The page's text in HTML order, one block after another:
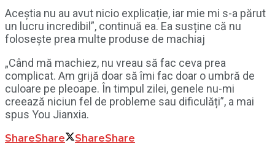
Aceștia nu au avut nicio explicație, iar mie mi s-a părut
un lucru incredibil”, continuă ea. Ea susține că nu
folosește prea multe produse de machiaj
„Când mă machiez, nu vreau să fac ceva prea
complicat. Am grijă doar să îmi fac doar o umbră de
culoare pe pleoape. În timpul zilei, genele nu-mi
creează niciun fel de probleme sau dificulăți”, a mai
spus You Jianxia.
ShareShare ShareShare